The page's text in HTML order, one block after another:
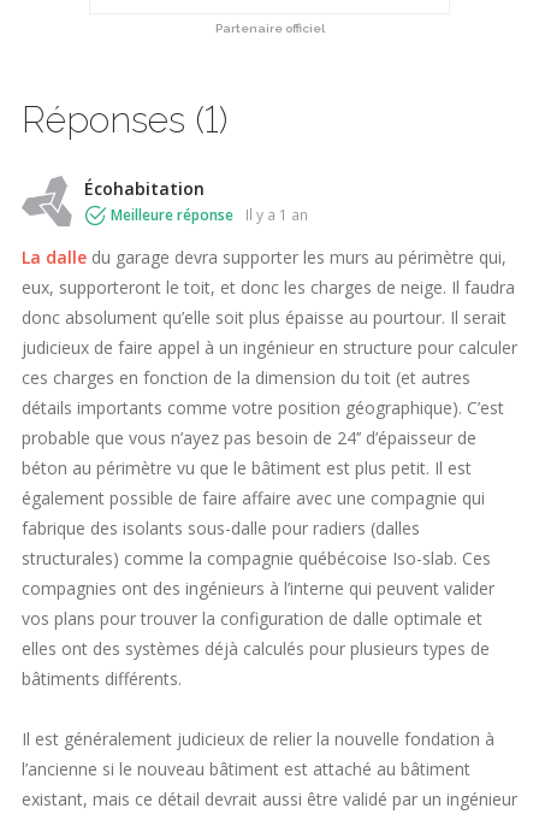
Partenaire officiel
Réponses (1)
Écohabitation
Meilleure réponse il y a 1 an
La dalle du garage devra supporter les murs au périmètre qui,
eux, supporteront le toit, et donc les charges de neige. Il faudra
donc absolument qu’elle soit plus épaisse au pourtour. Il serait
judicieux de faire appel à un ingénieur en structure pour calculer
ces charges en fonction de la dimension du toit (et autres
détails importants comme votre position géographique). C’est
probable que vous n’ayez pas besoin de 24’’ d’épaisseur de
béton au périmètre vu que le bâtiment est plus petit. Il est
également possible de faire affaire avec une compagnie qui
fabrique des isolants sous-dalle pour radiers (dalles
structurales) comme la compagnie québécoise Iso-slab. Ces
compagnies ont des ingénieurs à l’interne qui peuvent valider
vos plans pour trouver la configuration de dalle optimale et
elles ont des systèmes déjà calculés pour plusieurs types de
bâtiments différents.
Il est généralement judicieux de relier la nouvelle fondation à
l’ancienne si le nouveau bâtiment est attaché au bâtiment
existant, mais ce détail devrait aussi être validé par un ingénieur